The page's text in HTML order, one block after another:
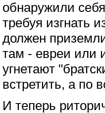
обнаружили
требуя изгнать
должен
там - евреи или
угнетают
встретить, а по
И теперь